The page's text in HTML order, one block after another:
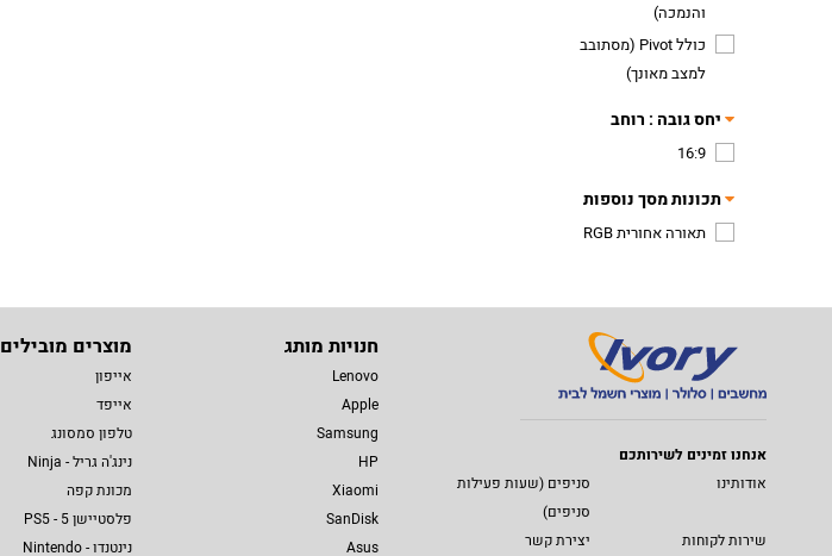
והנמכה)
כולל Pivot (מסתובב
למצב מאונך)
יחס גובה : רוחב
16:9
תכונות מסך נוספות
תאורה אחורית RGB
אנחנו זמינים לשירותכם
אודותינו
סניפים (שעות פעילות
סניפים)
שירות לקוחות
יצירת קשר
חנויות מותג
Lenovo
Apple
Samsung
HP
Xiaomi
SanDisk
Asus
מוצרים מובילים
אייפון
אייפד
טלפון סמסונג
נינג'ה גריל - Ninja
מכונת קפה
פלסטיישן 5 - PS5
נינטנדו - Nintendo